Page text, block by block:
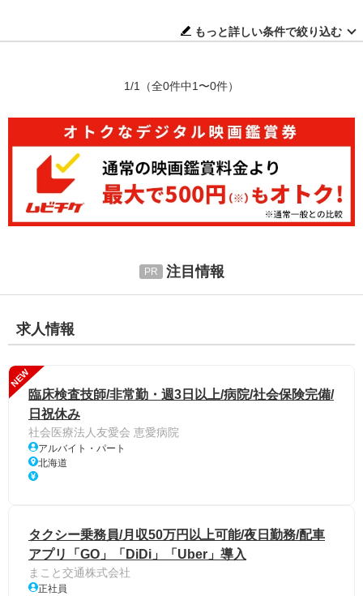
もっと詳しい条件で絞り込む
1/1 （全0件中1〜0件）
注目情報
求人情報
NEW
臨床検査技師/非常勤・週3日以上/病院/社会保険完備/
日祝休み
社会医療法人友愛会 恵愛病院
アルバイト・パート
北海道
タクシー乗務員/月収50万円以上可能/夜日勤務/配車
アプリ「GO」「DiDi」「Uber」導入
まこと交通株式会社
正社員